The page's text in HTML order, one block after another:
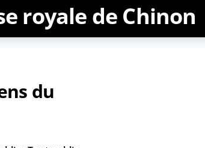
royale de Chinon
du